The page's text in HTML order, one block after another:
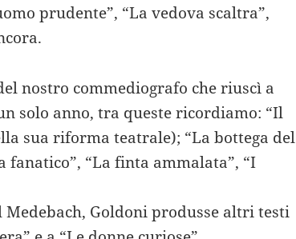
prudente”, “La vedova scaltra”,
nostro commediografo che riuscì a
solo anno, tra queste ricordiamo: “Il
sua riforma teatrale); “La bottega del
fanatico”, “La finta ammalata”, “I
Medebach, Goldoni produsse altri testi